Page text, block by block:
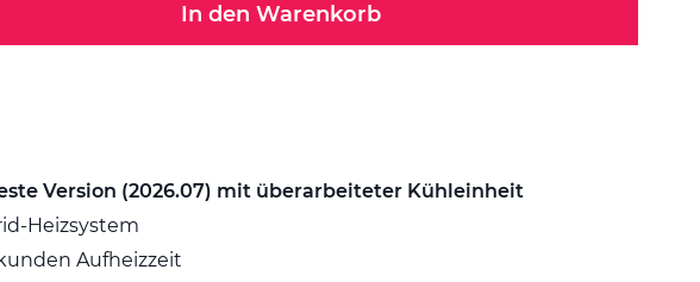
In den Warenkorb
Version (2026.07) mit überarbeiteter Kühleinheit
Heizsystem
Aufheizzeit